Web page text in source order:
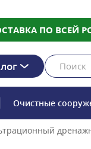
ПО ВСЕЙ
Очистные